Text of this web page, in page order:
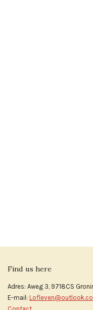
Find us here
Adres: Aweg 3, 9718CS
E-mail: